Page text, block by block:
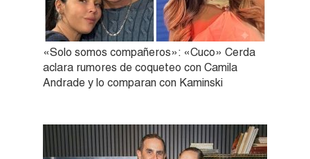
«Solo somos compañeros»: «Cuco» Cerda
aclara rumores de coqueteo con Camila
Andrade y lo comparan con Kaminski